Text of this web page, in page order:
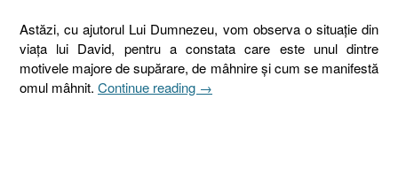
Astăzi, cu ajutorul Lui Dumnezeu, vom observa o situație din
viața lui David, pentru a constata care este unul dintre
motivele majore de supărare, de mâhnire și cum se manifestă
omul mâhnit. Continue reading „31
→